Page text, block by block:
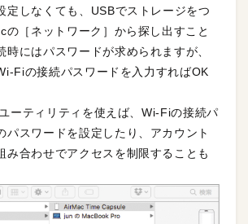
定しなくても、USBでストレージをつ
の［ネットワーク］から探し出すこと
時にはパスワードが求められますが、
Fiの接続パスワードを入力すればOK
ーティリティを使えば、Wi-Fiの接続パ
パスワードを設定したり、アカウント
み合わせでアクセスを制限することも